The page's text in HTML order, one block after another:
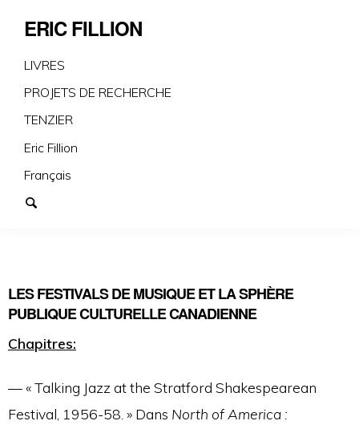
ERIC FILLION
LIVRES
PROJETS DE RECHERCHE
TENZIER
Eric Fillion
Français
LES FESTIVALS DE MUSIQUE ET LA SPHÈRE
PUBLIQUE CULTURELLE CANADIENNE
Chapitres:
— « Talking Jazz at the Stratford Shakespearean
Festival, 1956-58. » Dans North of America :